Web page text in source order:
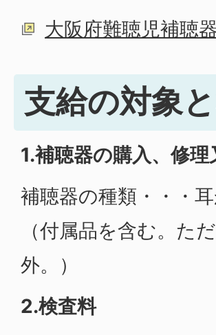
大阪府難聴児補聴
支給の対象
1.補聴器の購入、修
補聴器の種類・・・
（付属品を含む。た
外。）
2.検査料